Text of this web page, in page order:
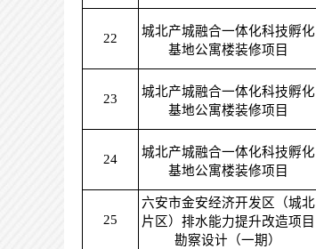
22
城北产城融合一体化科技孵化
基地公寓楼装修项目
23
城北产城融合一体化科技孵化
基地公寓楼装修项目
24
城北产城融合一体化科技孵化
基地公寓楼装修项目
25
六安市金安经济开发区（城北
片区）排水能力提升改造项目
勘察设计（一期）